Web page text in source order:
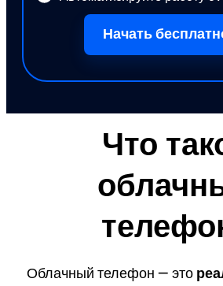
Начать
Что
Облачный телефон — это